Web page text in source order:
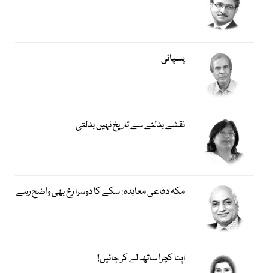
پسپائی
نقشے بدلنے سے تاریخ نہیں بدلتی
مکہ دفاعی معاہدہ: سکے کا دوسرا رخ بھی واضح رہے
اپنا کچرا ساتھ لے کر جائیں!